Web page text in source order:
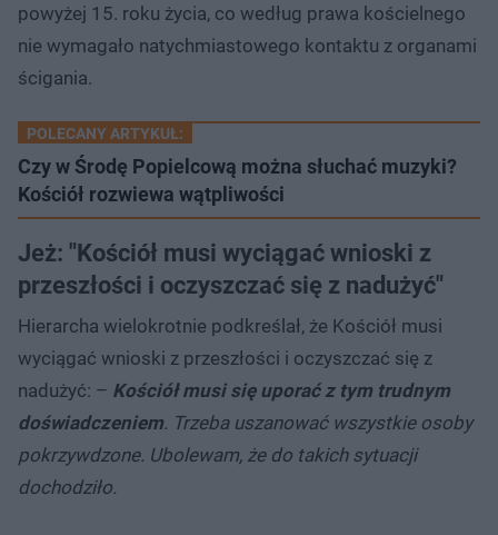
powyżej 15. roku życia, co według prawa kościelnego
nie wymagało natychmiastowego kontaktu z organami
ścigania.
POLECANY ARTYKUŁ:
Czy w Środę Popielcową można słuchać muzyki?
Kościół rozwiewa wątpliwości
Jeż: "Kościół musi wyciągać wnioski z
przeszłości i oczyszczać się z nadużyć"
Hierarcha wielokrotnie podkreślał, że Kościół musi
wyciągać wnioski z przeszłości i oczyszczać się z
nadużyć: – Kościół musi się uporać z tym trudnym
doświadczeniem. Trzeba uszanować wszystkie osoby
pokrzywdzone. Ubolewam, że do takich sytuacji
dochodziło.